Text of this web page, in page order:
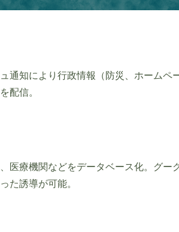
通知により行政情報（防災、ホームペ
配信。
医療機関などをデータベース化。グー
た誘導が可能。